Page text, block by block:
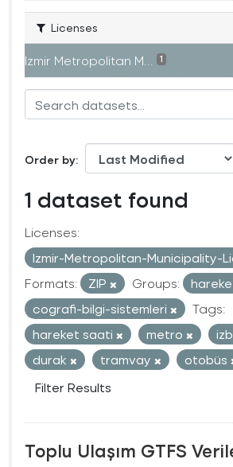
Licenses
Izmir Metropolitan M... 1
Order by
1 dataset found
Licenses:
Izmir-Metropolitan-Municipality-
Formats:
ZIP Groups:
cografi-bilgi-sistemleri
Tags:
hareket saati
metro
durak
tramvay
otobüs
Filter Results
Toplu Ulaşım GTFS